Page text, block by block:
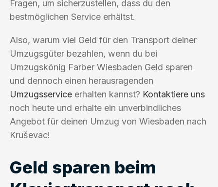
Fragen, um sicherzustellen, dass du den
bestmöglichen Service erhältst.
Also, warum viel Geld für den Transport deiner
Umzugsgüter bezahlen, wenn du bei
Umzugskönig Farber Wiesbaden Geld sparen
und dennoch einen herausragenden
Umzugsservice erhalten kannst? Kontaktiere uns
noch heute und erhalte ein unverbindliches
Angebot für deinen Umzug von Wiesbaden nach
Kruševac!
Geld sparen beim